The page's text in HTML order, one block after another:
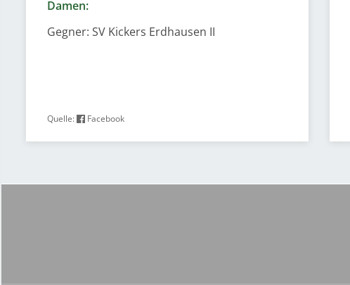
Damen:
Gegner: SV Kickers Erdhausen II
Quelle: Facebook